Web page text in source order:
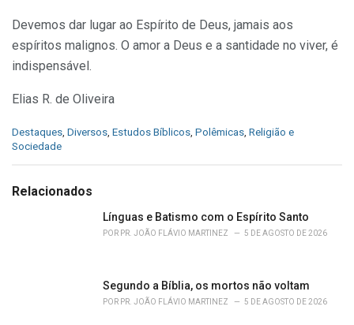
Devemos dar lugar ao Espírito de Deus, jamais aos
espíritos malignos. O amor a Deus e a santidade no viver, é
indispensável.
Elias R. de Oliveira
C
a
g
Destaques Diversos Estudos Bíblicos Polêmicas Religião e
Sociedade
Relacionados
Línguas e Batismo com o Espírito Santo
POR PR. JOÃO FLÁVIO MARTINEZ 5 DE AGOSTO DE 2026
Segundo a Bíblia, os mortos não voltam
POR PR. JOÃO FLÁVIO MARTINEZ 5 DE AGOSTO DE 2026